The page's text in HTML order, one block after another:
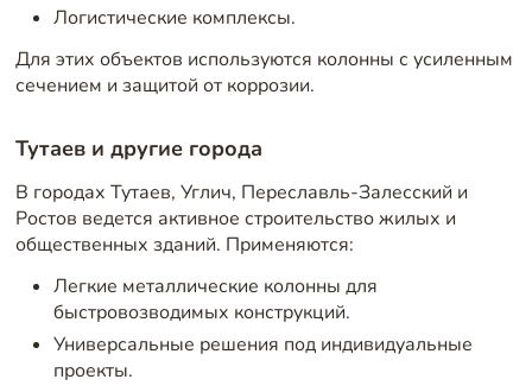
Логистические комплексы.
Для этих объектов используются колонны с усиленным
сечением и защитой от коррозии.
Тутаев и другие города
В городах Тутаев, Углич, Переславль-Залесский и
Ростов ведется активное строительство жилых и
общественных зданий. Применяются:
Легкие металлические колонны для
быстровозводимых конструкций.
Универсальные решения под индивидуальные
проекты.